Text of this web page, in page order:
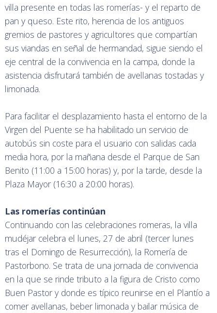
villa presente en todas las romerías- y el reparto de
pan y queso. Este rito, herencia de los antiguos
gremios de pastores y agricultores que compartían
sus viandas en señal de hermandad, sigue siendo el
eje central de la convivencia en la campa, donde la
asistencia disfrutará también de avellanas tostadas y
limonada.
Para facilitar el desplazamiento hasta el entorno de la
Virgen del Puente se ha habilitado un servicio de
autobús sin coste para el usuario con salidas cada
media hora, por la mañana desde el Parque de San
Benito (11:00 a 15:00 horas) y, por la tarde, desde la
Plaza Mayor (16:30 a 20:00 horas).
Las romerías continúan
Continuando con las celebraciones romeras, la villa
mudéjar celebra el lunes, 27 de abril (tercer lunes
tras el Domingo de Resurrección), la Romería de
Pastorbono. Se trata de una jornada de convivencia
en la que se rinde tributo a la figura de Cristo como
Buen Pastor y donde es típico reunirse en el Plantío a
comer avellanas, beber limonada y bailar música de